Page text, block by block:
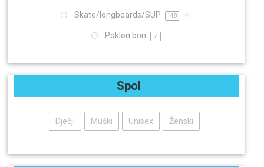
Skate/longboards/SUP 148
Poklon bon 7
Spol
Dječji Muški Unisex Ženski